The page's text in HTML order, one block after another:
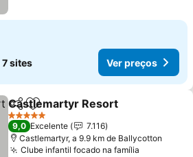
7 sites Ver preços
PartilharAdicionar aos favoritos
Castlemartyr Resort
5 Estrelas
9,0 Excelente
7.116
Castlemartyr, a 9.9 km de Ballycotton
Clube infantil focado na família